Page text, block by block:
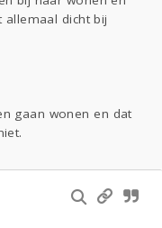
allemaal dicht bij
gaan wonen en dat